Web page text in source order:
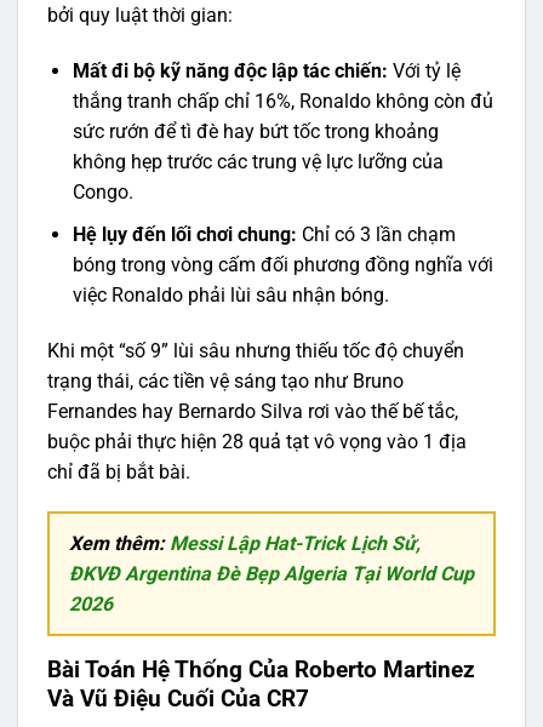
bởi quy luật thời gian:
Mất đi bộ kỹ năng độc lập tác chiến: Với tỷ lệ
thắng tranh chấp chỉ 16%, Ronaldo không còn đủ
sức rướn để tì đè hay bứt tốc trong khoảng
không hẹp trước các trung vệ lực lưỡng của
Congo.
Hệ lụy đến lối chơi chung: Chỉ có 3 lần chạm
bóng trong vòng cấm đối phương đồng nghĩa với
việc Ronaldo phải lùi sâu nhận bóng.
Khi một “số 9” lùi sâu nhưng thiếu tốc độ chuyển
trạng thái, các tiền vệ sáng tạo như Bruno
Fernandes hay Bernardo Silva rơi vào thế bế tắc,
buộc phải thực hiện 28 quả tạt vô vọng vào 1 địa
chỉ đã bị bắt bài.
Xem thêm: Messi Lập Hat-Trick Lịch Sử,
ĐKVĐ Argentina Đè Bẹp Algeria Tại World Cup
2026
Bài Toán Hệ Thống Của Roberto Martinez
Và Vũ Điệu Cuối Của CR7